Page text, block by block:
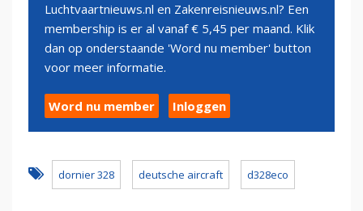
Luchtvaartnieuws.nl en Zakenreisnieuws.nl? Een
membership is er al vanaf € 5,45 per maand. Klik
dan op onderstaande 'Word nu member' button
voor meer informatie.
Word nu member Inloggen
dornier 328 deutsche aircraft d328eco